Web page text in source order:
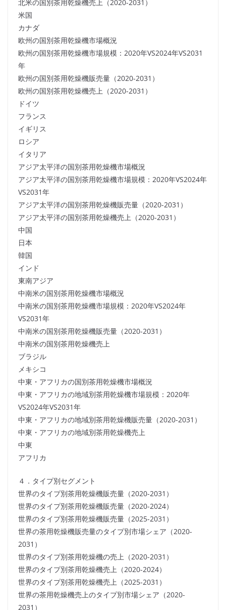
北米の国別茶用乾燥機売上（2020-2031）
米国
カナダ
欧州の国別茶用乾燥機市場概況
欧州の国別茶用乾燥機市場規模：2020年VS2024年VS2031
年
欧州の国別茶用乾燥機販売量（2020-2031）
欧州の国別茶用乾燥機売上（2020-2031）
ドイツ
フランス
イギリス
ロシア
イタリア
アジア太平洋の国別茶用乾燥機市場概況
アジア太平洋の国別茶用乾燥機市場規模：2020年VS2024年
VS2031年
アジア太平洋の国別茶用乾燥機販売量（2020-2031）
アジア太平洋の国別茶用乾燥機売上（2020-2031）
中国
日本
韓国
インド
東南アジア
中南米の国別茶用乾燥機市場概況
中南米の国別茶用乾燥機市場規模：2020年VS2024年
VS2031年
中南米の国別茶用乾燥機販売量（2020-2031）
中南米の国別茶用乾燥機売上
ブラジル
メキシコ
中東・アフリカの国別茶用乾燥機市場概況
中東・アフリカの地域別茶用乾燥機市場規模：2020年
VS2024年VS2031年
中東・アフリカの地域別茶用乾燥機販売量（2020-2031）
中東・アフリカの地域別茶用乾燥機売上
中東
アフリカ
４．タイプ別セグメント
世界のタイプ別茶用乾燥機販売量（2020-2031）
世界のタイプ別茶用乾燥機販売量（2020-2024）
世界のタイプ別茶用乾燥機販売量（2025-2031）
世界の茶用乾燥機販売量のタイプ別市場シェア（2020-
2031）
世界のタイプ別茶用乾燥機の売上（2020-2031）
世界のタイプ別茶用乾燥機売上（2020-2024）
世界のタイプ別茶用乾燥機売上（2025-2031）
世界の茶用乾燥機売上のタイプ別市場シェア（2020-
2031）